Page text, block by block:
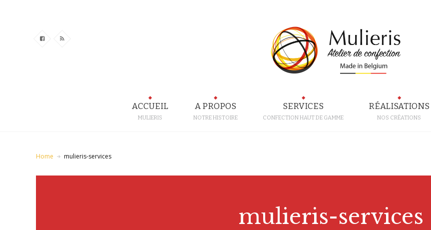
ACCUEIL
MULIERIS
A PROPOS
NOTRE HISTOIRE
SERVICES
CONFECTION HAUT DE GAMME
RÉALISATIONS
NOS CRÉATIONS
Home mulieris-services
mulieris-services